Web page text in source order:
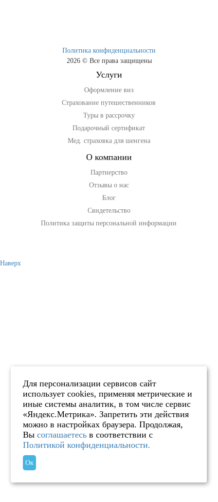
Политика конфиденциальности
2026 © Все права защищены
Услуги
Оформление виз
Страхование путешественников
Туры в рассрочку
Подарочный сертификат
Мед. страховка для шенгена
О компании
Партнерство
Отзывы о нас
Блог
Свидетельство
Политика защиты персональной информации
Для персонализации сервисов сайт
использует cookies, применяя метрические и
иные системы аналитик, в том числе сервис
«Яндекс.Метрика». Запретить эти действия
можно в настройках браузера. Продолжая,
Высоглашаетесь в соответствии с
Политикой конфиденциальности.
Ок
Наверх
Я согласен наобработку персональных
конфиденциальностиООО "Куформ" и
ООО "АГЕНТСТВО ПУТЕШЕСТВИЙ "ВОКРУГ